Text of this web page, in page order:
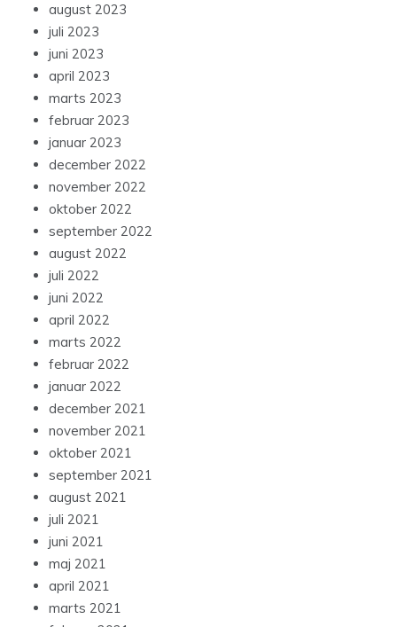
august 2023
juli 2023
juni 2023
april 2023
marts 2023
februar 2023
januar 2023
december 2022
november 2022
oktober 2022
september 2022
august 2022
juli 2022
juni 2022
april 2022
marts 2022
februar 2022
januar 2022
december 2021
november 2021
oktober 2021
september 2021
august 2021
juli 2021
juni 2021
maj 2021
april 2021
marts 2021